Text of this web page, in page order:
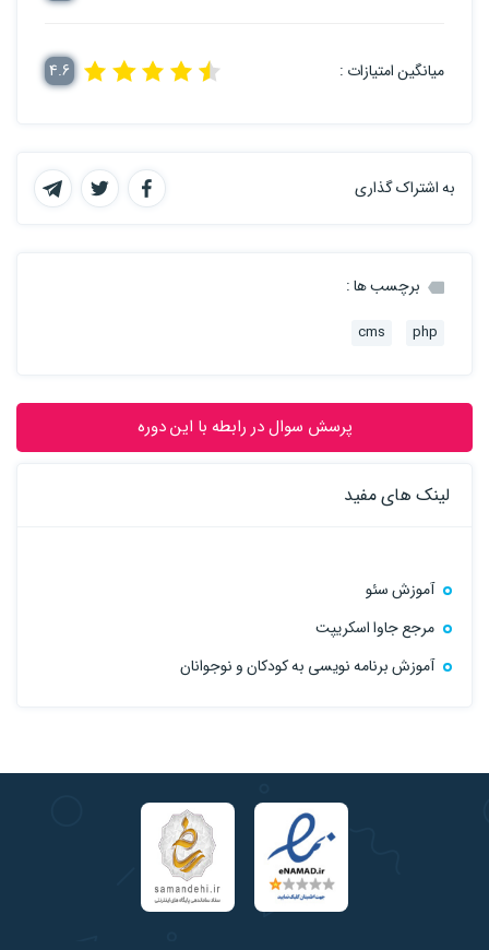
میانگین امتیازات : 4.6
به اشتراک گذاری
برچسب ها :
php
cms
پرسش سوال در رابطه با این دوره
لینک های مفید
آموزش سئو
مرجع جاوا اسکریپت
آموزش برنامه نویسی به کودکان و نوجوانان